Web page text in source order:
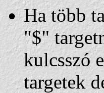
Ha több
"$"
kulcsszó
targetek